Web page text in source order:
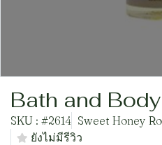
Bath and
SKU : #2614 Sweet Honey
ยังไม่มีรีวิว